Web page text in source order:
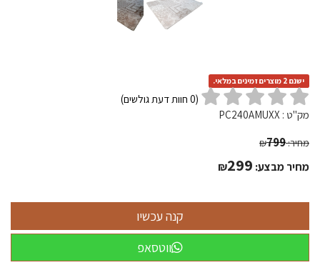
ישנם 2 מוצרים זמינים במלאי.
(
0 חוות דעת גולשים)
מק"ט : PC240AMUXX
מחיר: ₪799
מחיר מבצע: ₪299
ווטסאפ